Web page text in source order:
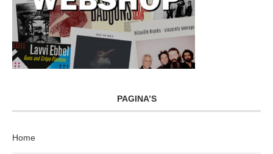
PAGINA’S
Home